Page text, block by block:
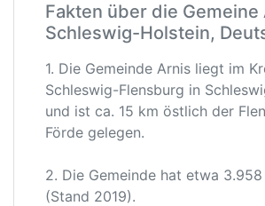
Fakten über die Gemeine
Schleswig-Holstein,
1. Die Gemeinde Arnis liegt im
Schleswig-Flensburg in
und ist ca. 15 km östlich der
Förde gelegen.
2. Die Gemeinde hat etwa
(Stand 2019).